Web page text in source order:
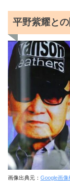
平野紫耀と
画像出典元： Google画像